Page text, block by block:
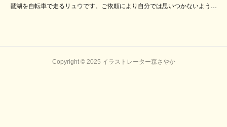
琶湖を自転車で走るリュウです。ご依頼により自分では思いつかないよう…
Copyright © 2025 イラストレーター森さやか